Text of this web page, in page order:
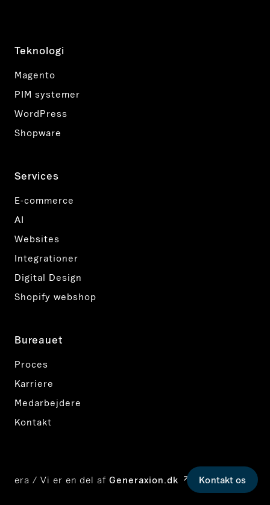
Kontakt os
Teknologi
Magento
PIM systemer
WordPress
Shopware
Services
E-commerce
AI
Websites
Integrationer
Digital Design
Shopify webshop
Bureauet
Proces
Karriere
Medarbejdere
Kontakt
era / Vi er en del af Generaxion.dk